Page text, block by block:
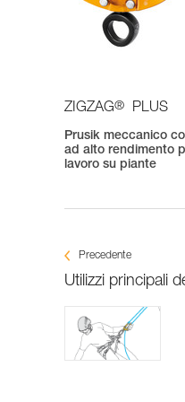
ZIGZAG® PLUS
Prusik meccanico
ad alto rendimento
lavoro su piante
Precedente
Utilizzi principali